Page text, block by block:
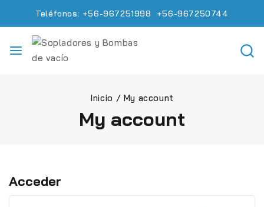
Teléfonos: +56-967251998 +56-967250744
Inicio / My account
My account
Acceder